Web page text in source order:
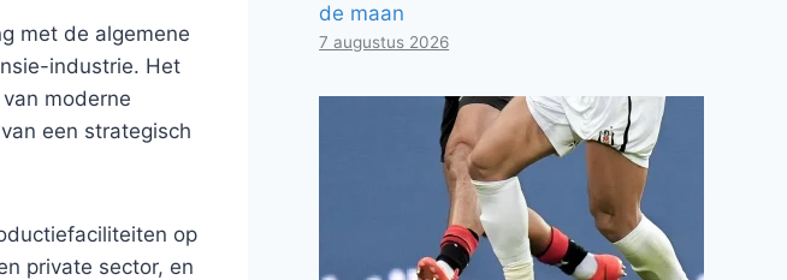
met de algemene
industrie. Het
moderne
een strategisch
op
private sector, en
de maan
7 augustus 2026